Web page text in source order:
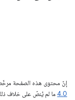
إنّ محتوى هذه الصفحة
4.0‏ ما لم يُنصّ على خلاف